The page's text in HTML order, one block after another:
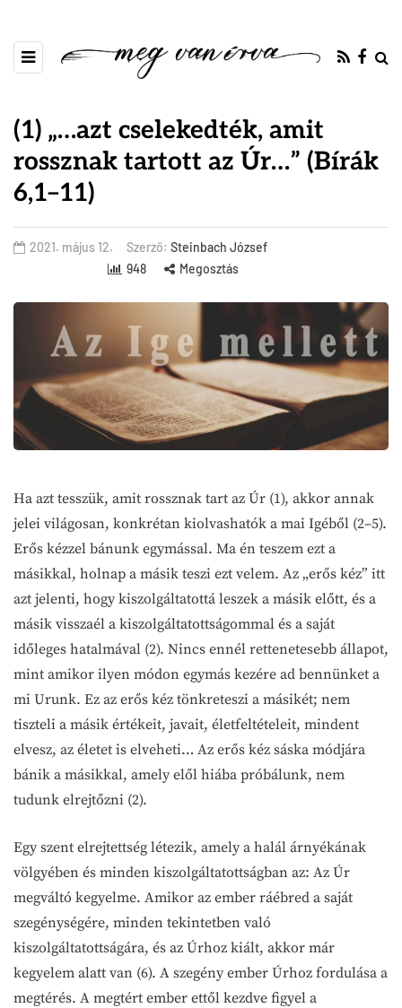
(1) „…azt cselekedték, amit
rossznak tartott az Úr…” (Bírák
6,1–11)
2021. május 12. Szerző: Steinbach József
948
Megosztás
Ha azt tesszük, amit rossznak tart az Úr (1), akkor annak
jelei világosan, konkrétan kiolvashatók a mai Igéből (2–5).
Erős kézzel bánunk egymással. Ma én teszem ezt a
másikkal, holnap a másik teszi ezt velem. Az „erős kéz” itt
azt jelenti, hogy kiszolgáltatottá leszek a másik előtt, és a
másik visszaél a kiszolgáltatottságommal és a saját
időleges hatalmával (2). Nincs ennél rettenetesebb állapot,
mint amikor ilyen módon egymás kezére ad bennünket a
mi Urunk. Ez az erős kéz tönkreteszi a másikét; nem
tiszteli a másik értékeit, javait, életfeltételeit, mindent
elvesz, az életet is elveheti… Az erős kéz sáska módjára
bánik a másikkal, amely elől hiába próbálunk, nem
tudunk elrejtőzni (2).
Egy szent elrejtettség létezik, amely a halál árnyékának
völgyében és minden kiszolgáltatottságban az: Az Úr
megváltó kegyelme. Amikor az ember ráébred a saját
szegénységére, minden tekintetben való
kiszolgáltatottságára, és az Úrhoz kiált, akkor már
kegyelem alatt van (6). A szegény ember Úrhoz fordulása a
megtérés. A megtért ember ettől kezdve figyel a